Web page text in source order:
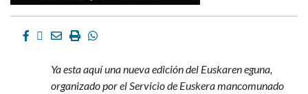
Facebook
Twitter
EmailImprimirWhatsapp
Ya esta aquí una nueva edición del Euskaren eguna,
organizado por el Servicio de Euskera mancomunado